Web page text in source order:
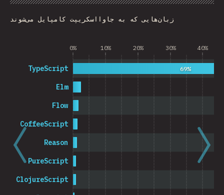
Chart Data Share
Customize
زبان‌هایی که به جاوااسکریپت کامپایل می‌شوند
0% 10% 20% 30% 40%
ClojureScript
PureScript
Reason
CoffeeScript
Flow
Elm
TypeScript 69%